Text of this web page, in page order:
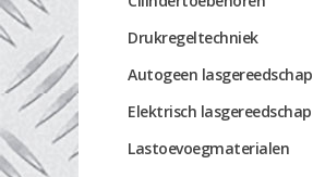
Drukregeltechniek
Autogeen lasgereedschap
Elektrisch lasgereedschap
Lastoevoegmaterialen